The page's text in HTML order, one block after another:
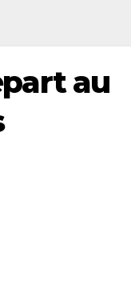
au